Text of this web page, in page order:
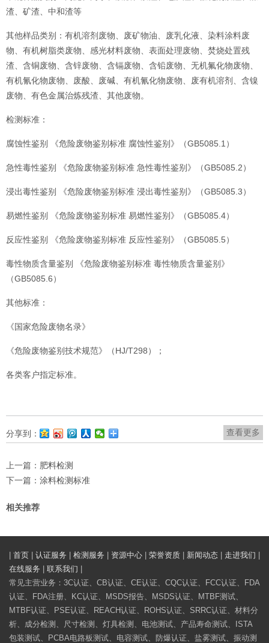
渣、矿渣、中和渣等
其他样品类别：有机溶剂废物、废矿物油、废乳化液、染料涂料废
物、有机树脂类废物、感光材料废物、表面处理废物、焚烧处置残
渣、含铜废物、含锌废物、含镉废物、含铅废物、无机氟化物废物、
有机氰化物废物、废酸、废碱、有机氰化物废物、废有机溶剂、含镍
废物、有色金属治炼残渣、其他废物。
检测标准：
腐蚀性鉴别 《危险废物鉴别标准 腐蚀性鉴别》（GB5085.1）
急性毒性鉴别 《危险废物鉴别标准 急性毒性鉴别》（GB5085.2）
浸出毒性鉴别 《危险废物鉴别标准 浸出毒性鉴别》（GB5085.3）
易燃性鉴别 《危险废物鉴别标准 易燃性鉴别》（GB5085.4）
反应性鉴别 《危险废物鉴别标准 反应性鉴别》（GB5085.5）
毒性物质含量鉴别 《危险废物鉴别标准 毒性物质含量鉴别》
（GB5085.6）
其他标准：
《国家危险废物名录》
《危险废物鉴别技术规范》（HJ/T298）；
各类客户指定标准。
查看更多
分享到：
上一篇： 肥料检测
下一篇： 涂料检测标准
相关推荐
首页 认证服务 检测服务 资源中心 荣誉资质 新闻动态 走进我们
在线服务
联系我们
常见主营业务：3C认证、CB认证、CE认证、CQC认证、FCC认证、FDA
认证、FDA注册、KC认证、MSDS报告、MSDS认证、MTBF测试、
MTBF认证、PSE认证、REACH认证、ROHS认证、SRRC认证、材料分
析、成分检测、尺寸检测、灯具检测、电池测试、产品寿命测试、ISTA
包装测试、PCBA电路板测试、电容测试、防爆认证、盐雾测试、振动测